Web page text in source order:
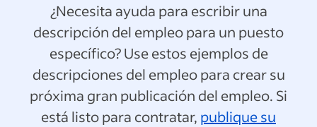
¿Necesita ayuda para escribir una
descripción del empleo para un puesto
específico? Use estos ejemplos de
descripciones del empleo para crear su
próxima gran publicación del empleo. Si
está listo para contratar, publique su